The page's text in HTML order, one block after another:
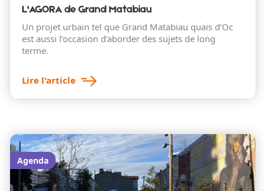
L'AGORA de Grand Matabiau
Un projet urbain tel que Grand Matabiau quais d’Oc
est aussi l’occasion d’aborder des sujets de long
terme.
Lire l'article
Agenda